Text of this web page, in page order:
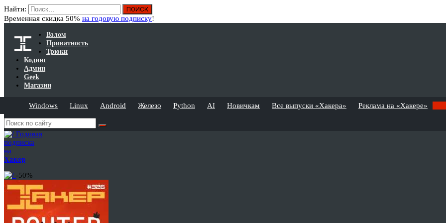
Найти:
Временная скидка 50% на годовую подписку!
Взлом
Приватность
Трюки
Кодинг
Админ
Geek
Магазин
Windows Linux Android Железо Python AI Новичкам Все выпуски «Хакера» Реклама на «Хакере»
Годовая
подписка
на
Хакер
-50%